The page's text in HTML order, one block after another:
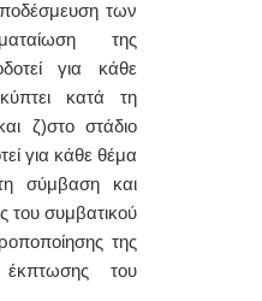
των
της
για κάθε
κατά τη
ζ)στο στάδιο
για κάθε θέμα
σύμβαση και
του συμβατικού
της
του